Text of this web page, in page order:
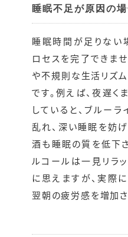
睡眠不足が原因の
睡眠時間が足りない
ロセスを完了できま
や不規則な生活リズ
です。例えば、夜遅く
していると、ブルー
乱れ、深い睡眠を妨げ
酒も睡眠の質を低下
ルコールは一見リラ
に思えますが、実際
翌朝の疲労感を増加